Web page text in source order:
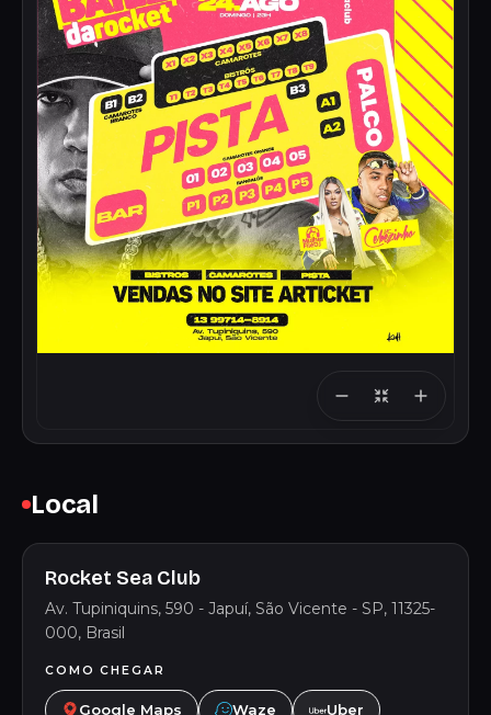
Local
Rocket Sea Club
Av. Tupiniquins, 590 - Japuí, São Vicente - SP, 11325-
000, Brasil
COMO CHEGAR
Google Maps Waze Uber